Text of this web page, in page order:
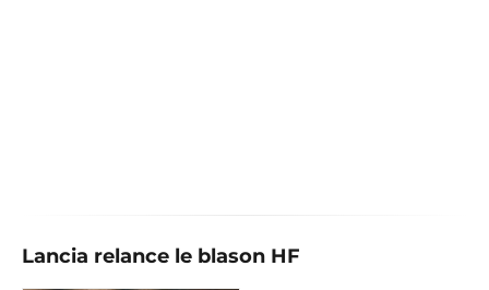
Lancia relance le blason HF